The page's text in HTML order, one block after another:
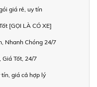
giá rẻ, uy tín
[GỌI LÀ CÓ XE]
Nhanh Chóng 24/7
Giá Tốt, 24/7
giá cả hợp lý